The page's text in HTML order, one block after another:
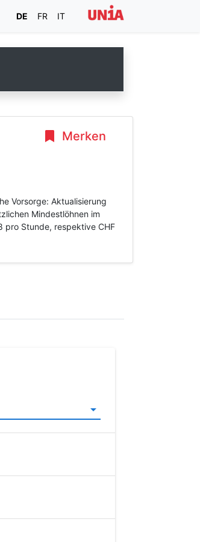
DE FR IT
Merken
Vorsorge: Aktualisierung
Mindestlöhnen im
pro Stunde, respektive CHF